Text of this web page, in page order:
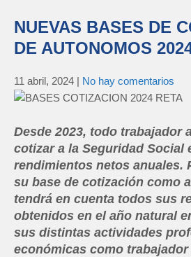
NUEVAS BASES DE
DE AUTONOMOS
11 abril, 2024 | No hay comentarios
Desde 2023, todo trabajador
cotizar a la Seguridad Social
rendimientos netos anuales.
su base de cotización como
tendrá en cuenta todos sus
obtenidos en el año natural
sus distintas actividades
económicas como